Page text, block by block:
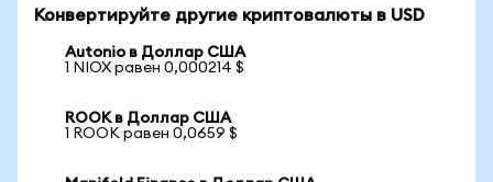
Конвертируйте другие криптовалюты в USD
Autonio в Доллар США
1 NIOX равен 0,000214 $
ROOK в Доллар США
1 ROOK равен 0,0659 $